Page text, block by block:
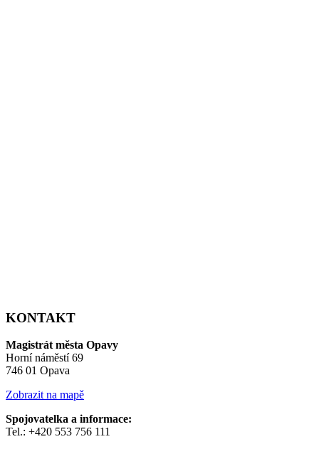
KONTAKT
Magistrát města Opavy
Horní náměstí 69
746 01 Opava
Zobrazit na mapě
Spojovatelka a informace:
Tel.: +420 553 756 111